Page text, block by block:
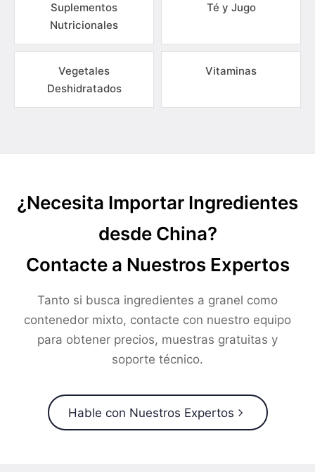
Suplementos
Nutricionales
Té y Jugo
Vegetales
Deshidratados
Vitaminas
¿Necesita Importar Ingredientes
desde China?
Contacte a Nuestros Expertos
Tanto si busca ingredientes a granel como
contenedor mixto, contacte con nuestro equipo
para obtener precios, muestras gratuitas y
soporte técnico.
Hable con Nuestros Expertos